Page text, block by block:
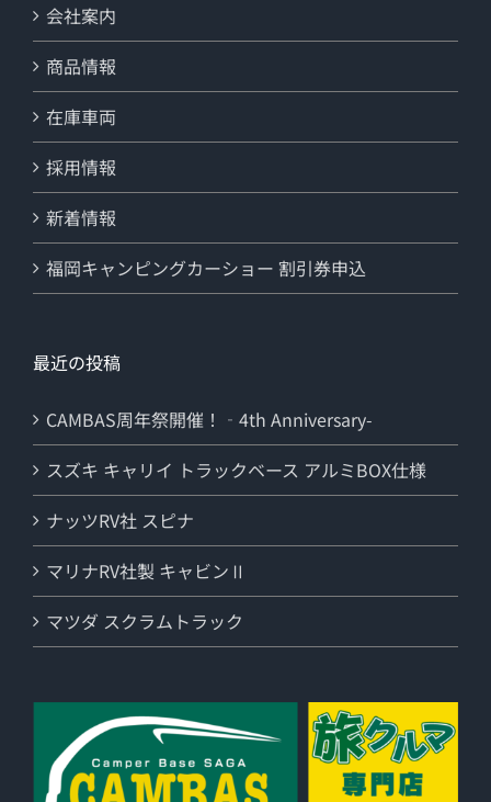
会社案内
商品情報
在庫車両
採用情報
新着情報
福岡キャンピングカーショー 割引券申込
最近の投稿
CAMBAS周年祭開催！‐4th Anniversary-
スズキ キャリイ トラックベース アルミBOX仕様
ナッツRV社 スピナ
マリナRV社製 キャビンⅡ
マツダ スクラムトラック